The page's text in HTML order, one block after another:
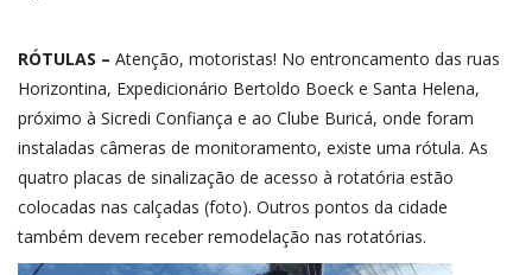
RÓTULAS – Atenção, motoristas! No entroncamento das ruas
Horizontina, Expedicionário Bertoldo Boeck e Santa Helena,
próximo à Sicredi Confiança e ao Clube Buricá, onde foram
instaladas câmeras de monitoramento, existe uma rótula. As
quatro placas de sinalização de acesso à rotatória estão
colocadas nas calçadas (foto). Outros pontos da cidade
também devem receber remodelação nas rotatórias.